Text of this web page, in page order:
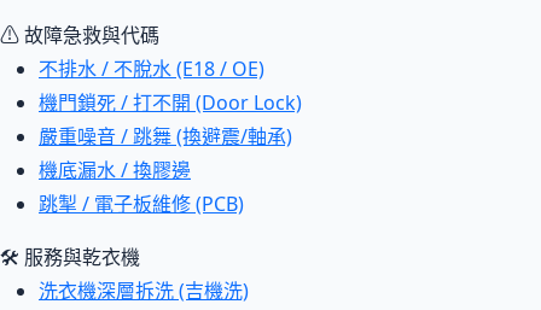
⚠ 故障急救與代碼
不排水 / 不脫水 (E18 / OE)
機門鎖死 / 打不開 (Door Lock)
嚴重噪音 / 跳舞 (換避震/軸承)
機底漏水 / 換膠邊
跳掣 / 電子板維修 (PCB)
🛠 服務與乾衣機
洗衣機深層拆洗 (吉機洗)